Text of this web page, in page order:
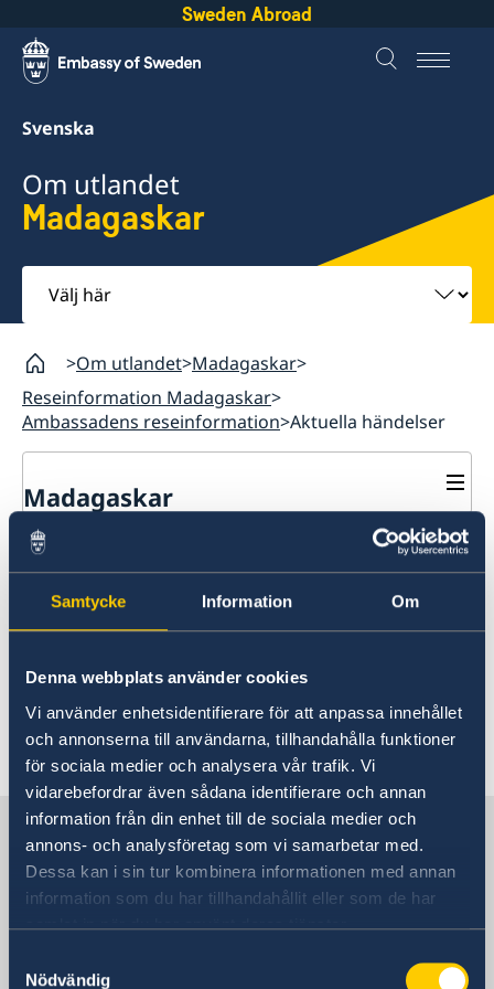
Samtycke Information Om
Denna webbplats använder cookies
Vi använder enhetsidentifierare för att anpassa innehållet
och annonserna till användarna, tillhandahålla funktioner
för sociala medier och analysera vår trafik. Vi
vidarebefordrar även sådana identifierare och annan
information från din enhet till de sociala medier och
annons- och analysföretag som vi samarbetar med.
Dessa kan i sin tur kombinera informationen med annan
information som du har tillhandahållit eller som de har
samlat in när du har använt deras tjänster.
Nödvändig
Sweden Abroad
Svenska
Om utlandet
Madagaskar
Välj
här
Om utlandet Madagaskar
Reseinformation Madagaskar
Ambassadens reseinformation Aktuella händelser
Madagaskar
Rösta i Madagaskar
Hjälp till svenskar i Madagaskar
Rösta i Madagaskar
Akut hjälp
Om du blir sjuk eller råkar ut för en olycka
Dödsfall
Förnyelse av pass för vuxna
Ansökan om pass för barn under 18 år
Provisoriskt pass
Samordningsnummer
Reseinformation Madagaskar
Ambassadens reseinformation
Aktuella händelser
Allmänna säkerhetsläget
Hälso- och sjukvård
Terrorism
Naturförhållanden och katastrofer
In- och utresebestämmelser
Kriminalitet och personlig säkerhet
Trafiksäkerhet
Lokala lagar och sedvänjor
Resa i landet
Svenska företag i Madagaskar
Aktuella händelser
För närvarande finns inga aktuella händelser
Senast uppdaterad 05 aug. 2026, 13.30
Sverige i Madagaskar
Sveriges ambassad